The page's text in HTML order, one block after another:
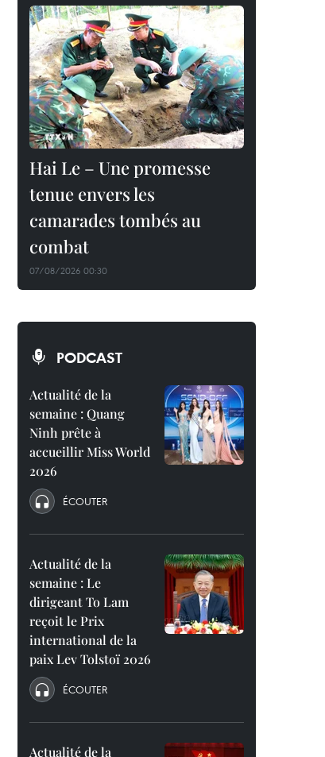
Hai Le – Une promesse
tenue envers les
camarades tombés au
combat
07/08/2026 00:30
PODCAST
Actualité de la
semaine : Quang
Ninh prête à
accueillir Miss World
2026
ÉCOUTER
Actualité de la
semaine : Le
dirigeant To Lam
reçoit le Prix
international de la
paix Lev Tolstoï 2026
ÉCOUTER
Actualité de la